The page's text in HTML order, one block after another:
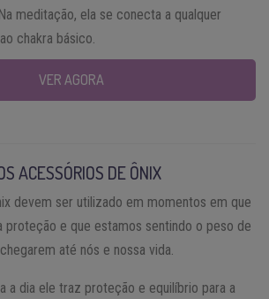
meditação, ela se conecta a qualquer
chakra básico.
VER AGORA
ACESSÓRIOS DE ÔNIX
devem ser utilizado em momentos em que
proteção e que estamos sentindo o peso de
até nós e nossa vida.
a dia ele traz proteção e equilíbrio para a